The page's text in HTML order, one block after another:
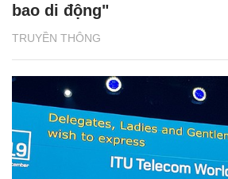
TRUYỀN THÔNG
bao di động"